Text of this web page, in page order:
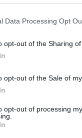
Data Processing Opt
opt-out of the Sharing
opt-out of the Sale of
opt-out of processing